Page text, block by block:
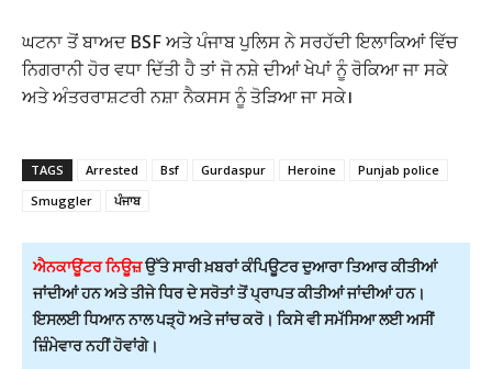
ਘਟਨਾ ਤੋਂ ਬਾਅਦ BSF ਅਤੇ ਪੰਜਾਬ ਪੁਲਿਸ ਨੇ ਸਰਹੱਦੀ ਇਲਾਕਿਆਂ ਵਿੱਚ
ਨਿਗਰਾਨੀ ਹੋਰ ਵਧਾ ਦਿੱਤੀ ਹੈ ਤਾਂ ਜੋ ਨਸ਼ੇ ਦੀਆਂ ਖੇਪਾਂ ਨੂੰ ਰੋਕਿਆ ਜਾ ਸਕੇ
ਅਤੇ ਅੰਤਰਰਾਸ਼ਟਰੀ ਨਸ਼ਾ ਨੈਕਸਸ ਨੂੰ ਤੋੜਿਆ ਜਾ ਸਕੇ।
TAGS Arrested Bsf Gurdaspur Heroine
Punjab police
Smuggler
ਪੰਜਾਬ
ਐਨਕਾਊਂਟਰ ਨਿਊਜ਼ਉੱਤੇ ਸਾਰੀ ਖ਼ਬਰਾਂ ਕੰਪਿਊਟਰ ਦੁਆਰਾ ਤਿਆਰ ਕੀਤੀਆਂ
ਜਾਂਦੀਆਂ ਹਨ ਅਤੇ ਤੀਜੇ ਧਿਰ ਦੇ ਸਰੋਤਾਂ ਤੋਂ ਪ੍ਰਾਪਤ ਕੀਤੀਆਂ ਜਾਂਦੀਆਂ ਹਨ।
ਇਸਲਈ ਧਿਆਨ ਨਾਲ ਪੜ੍ਹੋ ਅਤੇ ਜਾਂਚ ਕਰੋ। ਕਿਸੇ ਵੀ ਸਮੱਸਿਆ ਲਈ ਅਸੀਂ
ਜ਼ਿੰਮੇਵਾਰ ਨਹੀਂ ਹੋਵਾਂਗੇ।